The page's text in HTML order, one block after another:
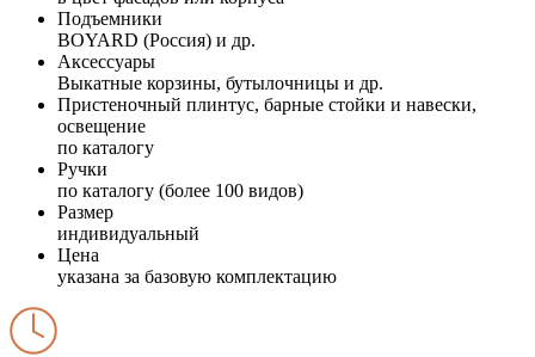
Подъемники
BOYARD (Россия) и др.
Аксессуары
Выкатные корзины, бутылочницы и др.
Пристеночный плинтус, барные стойки и навески,
освещение
по каталогу
Ручки
по каталогу (более 100 видов)
Размер
индивидуальный
Цена
указана за базовую комплектацию